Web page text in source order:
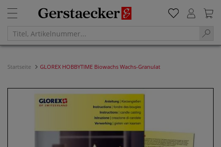
Startseite GLOREX HOBBYTIME Biowachs Wachs-Granulat